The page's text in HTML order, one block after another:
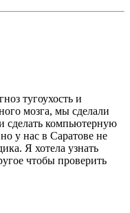
тугоухость и
мозга, мы сделали
сделать компьютерную
у нас в Саратове не
Я хотела узнать
чтобы проверить